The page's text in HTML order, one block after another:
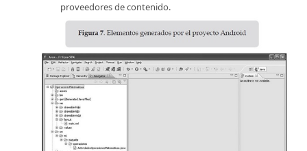
proveedores de contenido.